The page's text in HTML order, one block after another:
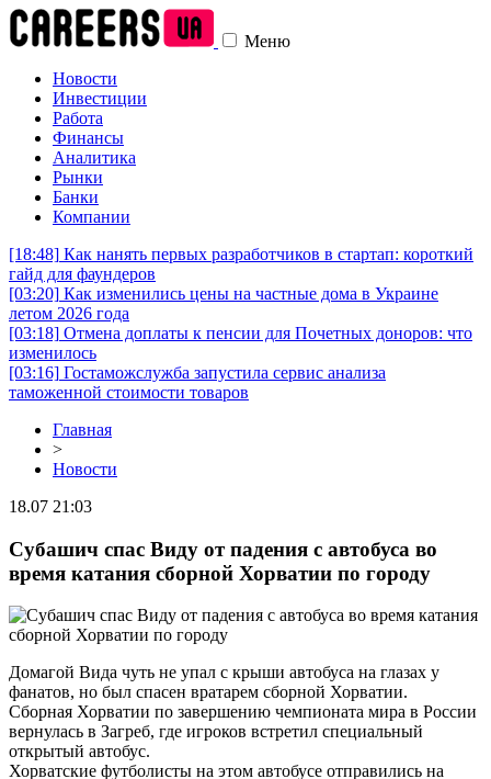
Меню
Новости
Инвестиции
Работа
Финансы
Аналитика
Рынки
Банки
Компании
[18:48] Как нанять первых разработчиков в стартап: короткий
гайд для фаундеров
[03:20] Как изменились цены на частные дома в Украине
летом 2026 года
[03:18] Отмена доплаты к пенсии для Почетных доноров: что
изменилось
[03:16] Гостаможслужба запустила сервис анализа
таможенной стоимости товаров
Главная
>
Новости
18.07 21:03
Субашич спас Виду от падения с автобуса во
время катания сборной Хорватии по городу
Домагой Вида чуть не упал с крыши автобуса на глазах у
фанатов, но был спасен вратарем сборной Хорватии.
Сборная Хорватии по завершению чемпионата мира в России
вернулась в Загреб, где игроков встретил специальный
открытый автобус.
Хорватские футболисты на этом автобусе отправились на